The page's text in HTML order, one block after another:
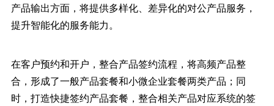
产品输出方面，将提供多样化、差异化的对公产品服务，
提升智能化的服务能力。
在客户预约和开户，整合产品签约流程，将高频产品整
合，形成了一般产品套餐和小微企业套餐两类产品；同
时，打造快捷签约产品套餐，整合相关产品对应系统的签